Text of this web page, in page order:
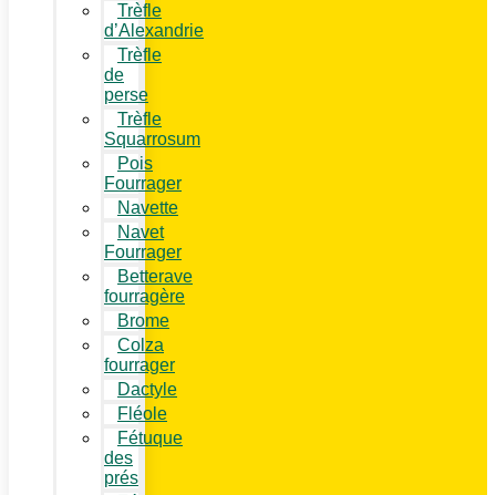
Trèfle
d’Alexandrie
Trèfle
de
perse
Trèfle
Squarrosum
Pois
Fourrager
Navette
Navet
Fourrager
Betterave
fourragère
Brome
Colza
fourrager
Dactyle
Fléole
Fétuque
des
prés